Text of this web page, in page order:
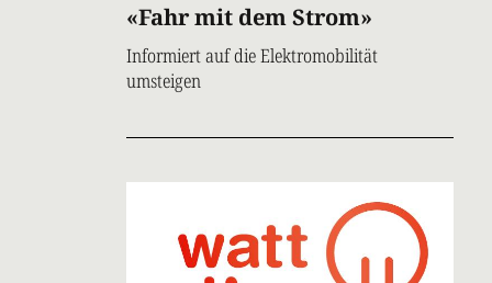
«Fahr mit dem Strom»
Informiert auf die Elektromobilität
umsteigen